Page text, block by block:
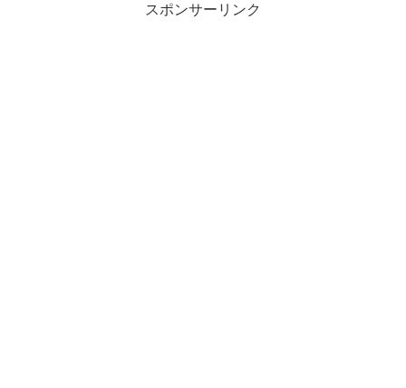
スポンサーリンク